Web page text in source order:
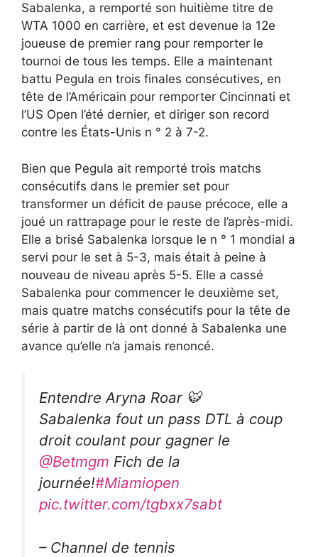
Sabalenka, a remporté son huitième titre de
WTA 1000 en carrière, et est devenue la 12e
joueuse de premier rang pour remporter le
tournoi de tous les temps. Elle a maintenant
battu Pegula en trois finales consécutives, en
tête de l’Américain pour remporter Cincinnati et
l’US Open l’été dernier, et diriger son record
contre les États-Unis n ° 2 à 7-2.
Bien que Pegula ait remporté trois matchs
consécutifs dans le premier set pour
transformer un déficit de pause précoce, elle a
joué un rattrapage pour le reste de l’après-midi.
Elle a brisé Sabalenka lorsque le n ° 1 mondial a
servi pour le set à 5-3, mais était à peine à
nouveau de niveau après 5-5. Elle a cassé
Sabalenka pour commencer le deuxième set,
mais quatre matchs consécutifs pour la tête de
série à partir de là ont donné à Sabalenka une
avance qu’elle n’a jamais renoncé.
Entendre Aryna Roar 🐯
Sabalenka fout un pass DTL à coup
droit coulant pour gagner le
@Betmgm Fich de la
journée!#Miamiopen
pic.twitter.com/tgbxx7sabt
– Channel de tennis